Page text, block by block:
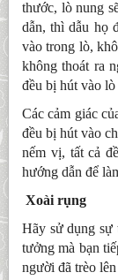
thước, lò nung
dẫn, thì dẫu họ
vào trong lò,
không thoát ra
đều bị hút vào
Các cảm giác
đều bị hút vào
nếm vị, tất cả
hướng dẫn để
Xoài rụng
Hãy sử dụng sự
tưởng mà bạn
người đã trèo